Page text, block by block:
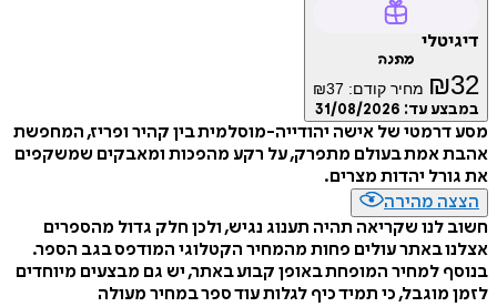
דיגיטלי
מתנה
₪32 מחיר קודם: ₪37
במבצע עד: 31/08/2026
מסע דרמטי של אישה יהודייה-מוסלמית בין קהיר ופריז, המחפשת
אהבת אמת בעולם מתפרק, על רקע מהפכות ומאבקים שמשקפים
את גורל יהדות מצרים.
הצצה מהירה
חשוב לנו שקריאה תהיה תענוג נגיש, ולכן חלק גדול מהספרים
אצלנו באתר עולים פחות מהמחיר הקטלוגי המודפס בגב הספר.
בנוסף למחיר המופחת באופן קבוע באתר, יש גם מבצעים מיוחדים
לזמן מוגבל, כי תמיד כיף לגלות עוד ספר במחיר מעולה